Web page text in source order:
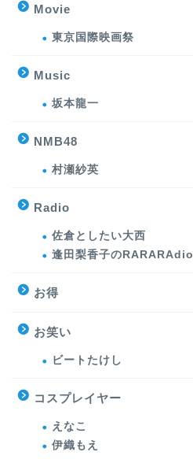
Movie
東京国際映画祭
Music
坂本龍一
NMB48
村瀬紗英
Radio
佐倉としたい大西
逢田梨香子のRARARAdio
お得
お笑い
ビートたけし
コスプレイヤー
えなこ
伊織もえ